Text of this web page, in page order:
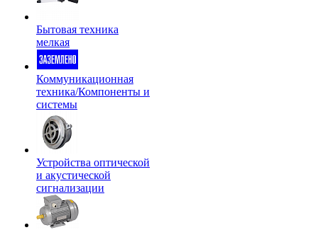
Бытовая техника
мелкая
Коммуникационная
техника/Компоненты и
системы
Устройства оптической
и акустической
сигнализации